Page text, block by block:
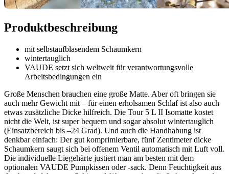
Produktbeschreibung
mit selbstaufblasendem Schaumkern
wintertauglich
VAUDE setzt sich weltweit für verantwortungsvolle
Arbeitsbedingungen ein
Große Menschen brauchen eine große Matte. Aber oft bringen sie
auch mehr Gewicht mit – für einen erholsamen Schlaf ist also auch
etwas zusätzliche Dicke hilfreich. Die Tour 5 L II Isomatte kostet
nicht die Welt, ist super bequem und sogar absolut wintertauglich
(Einsatzbereich bis –24 Grad). Und auch die Handhabung ist
denkbar einfach: Der gut komprimierbare, fünf Zentimeter dicke
Schaumkern saugt sich bei offenem Ventil automatisch mit Luft voll.
Die individuelle Liegehärte justiert man am besten mit dem
optionalen VAUDE Pumpkissen oder -sack. Denn Feuchtigkeit aus